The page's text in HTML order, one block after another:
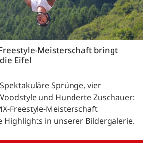
Meisterschaft bringt
Eifel
Sprünge, vier
und Hunderte Zuschauer:
Freestyle-Meisterschaft
Highlights in unserer Bildergalerie.